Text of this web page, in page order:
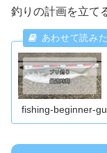
釣りの計画を立て
fishing-beginner-